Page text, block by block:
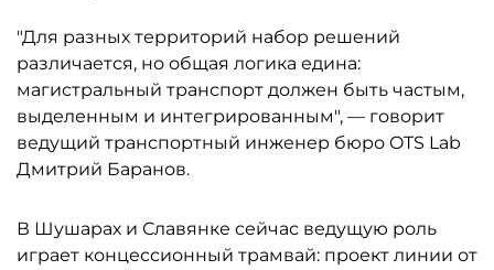
"Для разных территорий набор решений
различается, но общая логика едина:
магистральный транспорт должен быть частым,
выделенным и интегрированным", — говорит
ведущий транспортный инженер бюро OTS Lab
Дмитрий Баранов.
В Шушарах и Славянке сейчас ведущую роль
играет концессионный трамвай: проект линии от